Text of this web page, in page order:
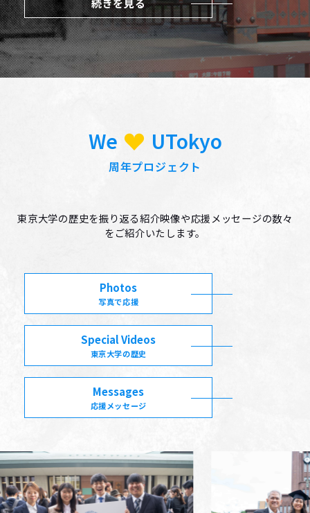
続きを見る
We UTokyo
周年プロジェクト
東京大学の歴史を振り返る紹介映像や応援メッセージの数々
をご紹介いたします。
Photos
写真で応援
Special Videos
東京大学の歴史
Messages
応援メッセージ